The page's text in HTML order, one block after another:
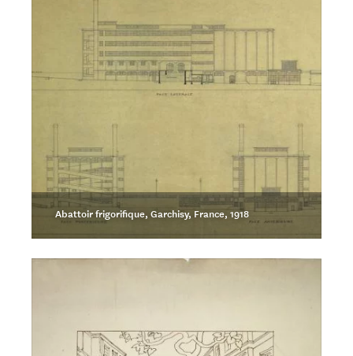
Abattoir frigorifique, Garchisy, France, 1918